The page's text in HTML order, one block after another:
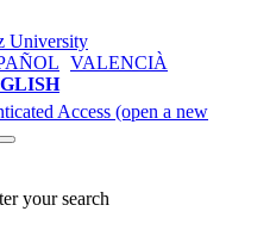
VALENCIÀ
Access (open a new
your search